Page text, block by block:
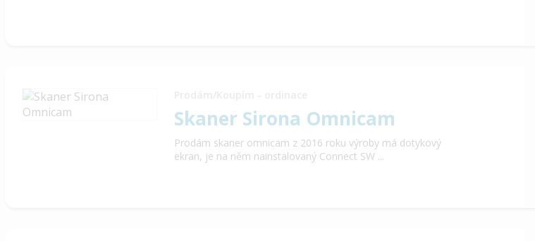
Skaner Sirona Omnicam
Prodám skaner omnicam z 2016 roku výroby má dotykový
ekran, je na něm nainstalovaný Connect SW ...